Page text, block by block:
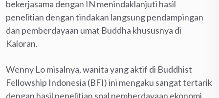
bekerjasama dengan IN menindaklanjuti hasil
penelitian dengan tindakan langsung pendampingan
dan pemberdayaan umat Buddha khususnya di
Kaloran.
Wenny Lo misalnya, wanita yang aktif di Buddhist
Fellowship Indonesia (BFI) ini mengaku sangat tertarik
dengan hasil penelitian soal pemberdayaan ekonomi